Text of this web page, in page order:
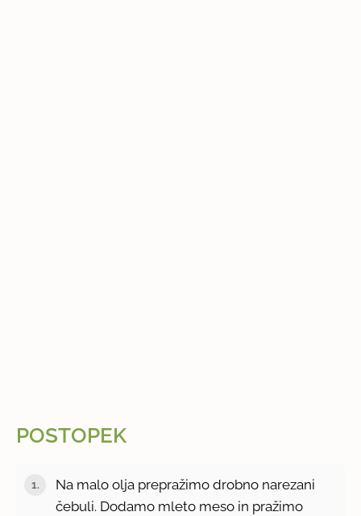
POSTOPEK
Na malo olja prepražimo drobno narezani
čebuli. Dodamo mleto meso in pražimo